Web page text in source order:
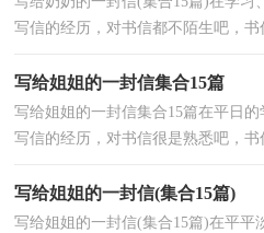
写信的经历，对书信都不陌生吧，
写给姐姐的一封信集合15篇
写给姐姐的一封信集合15篇在平日
写信的经历，对书信很是熟悉吧，
写给姐姐的一封信(集合15篇)
写给姐姐的一封信(集合15篇)在平平